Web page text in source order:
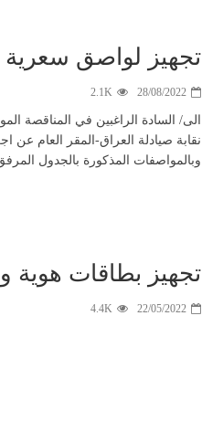
تجهيز لواصق سعرية
28/08/2022
2.1K
الى/ السادة الراغبين في المناقصة
نقابة صيادلة العراق-المقر العام عن
وبالمواصفات المذكورة بالجدول
تجهيز بطاقات هوية
22/05/2022
4.4K